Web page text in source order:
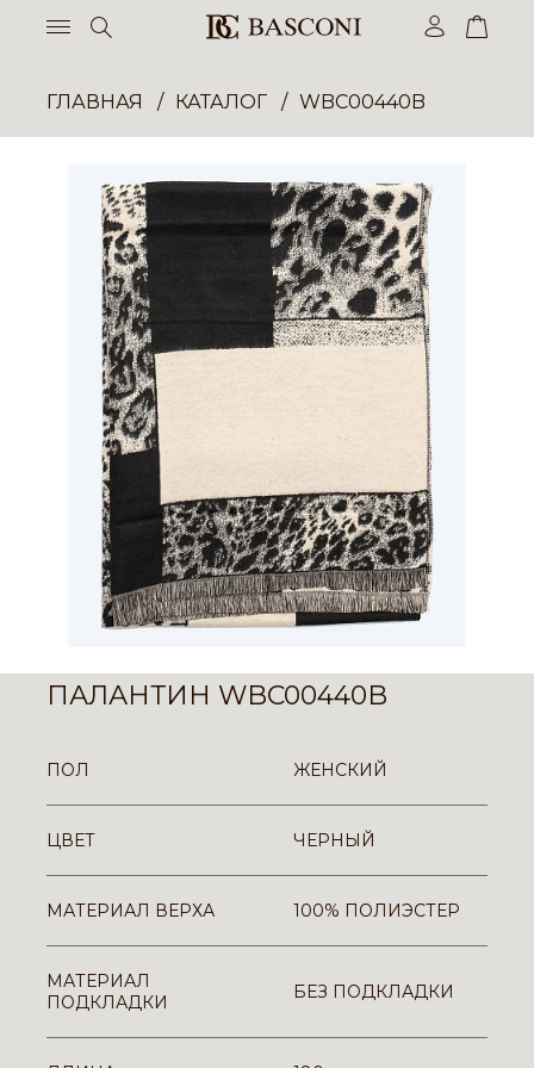
ГЛАВНАЯ КАТАЛОГ WBC00440B
ПАЛАНТИН WBC00440B
ПОЛ ЖЕНСКИЙ
ЦВЕТ ЧЕРНЫЙ
МАТЕРИАЛ ВЕРХА 100% ПОЛИЭСТЕР
МАТЕРИАЛ
ПОДКЛАДКИ
БЕЗ ПОДКЛАДКИ